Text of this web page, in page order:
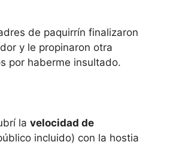
de paquirrín finalizaron
y le propinaron otra
por haberme insultado.
la velocidad de
incluido) con la hostia